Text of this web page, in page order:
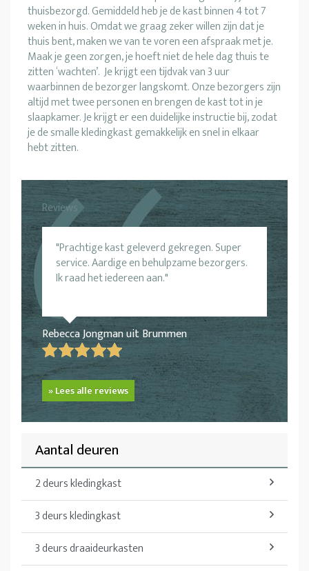
thuisbezorgd. Gemiddeld heb je de kast binnen 4 tot 7
weken in huis. Omdat we graag zeker willen zijn dat je
thuis bent, maken we van te voren een afspraak met je.
Maak je geen zorgen, je hoeft niet de hele dag thuis te
zitten ‘wachten’. Je krijgt een tijdvak van 3 uur
waarbinnen de bezorger langskomt. Onze bezorgers zijn
altijd met twee personen en brengen de kast tot in je
slaapkamer. Je krijgt er een duidelijke instructie bij, zodat
je de smalle kledingkast gemakkelijk en snel in elkaar
hebt zitten.
Reviews
Prachtige kast geleverd gekregen. Super
service. Aardige en behulpzame bezorgers.
Ik raad het iedereen aan.
Rebecca Jongman uit Brummen
» Lees alle reviews
Aantal deuren
2 deurs kledingkast
3 deurs kledingkast
3 deurs draaideurkasten